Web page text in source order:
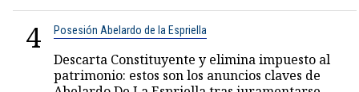
4 Posesión Abelardo de la Espriella
Descarta Constituyente y elimina impuesto al
patrimonio: estos son los anuncios claves de